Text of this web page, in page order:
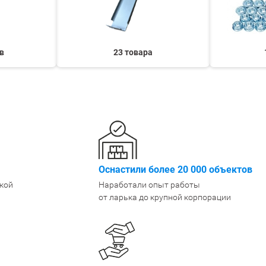
1500 мм
1600 мм
Показать еще
900 мм
1000 мм
Оцинкованные
Металл + дерево
Антикоррозийное
Для 8 шин
Для 12 колёс
23 товара
Оснастили более 20 000 объектов
Наработали опыт работы
от ларька до крупной корпорации